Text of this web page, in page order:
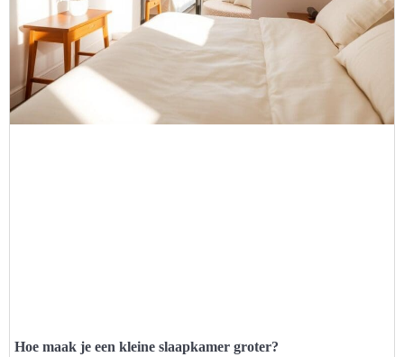
Hoe maak je een kleine slaapkamer groter?